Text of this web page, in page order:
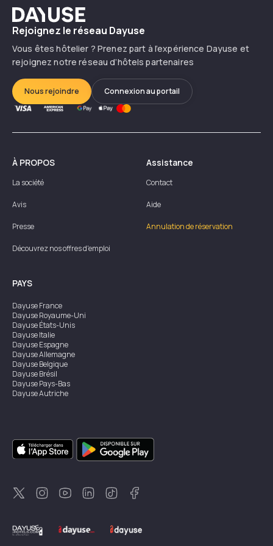
Dayuse
Rejoignez le réseau Dayuse
Vous êtes hôtelier ? Prenez part à l’expérience Dayuse et
rejoignez notre réseau d’hôtels partenaires
Nous rejoindre Connexion au portail
À PROPOS
La société
Avis
Presse
Découvrez nos offres d'emploi
Assistance
Contact
Aide
Annulation de réservation
PAYS
DayuseFrance
DayuseRoyaume-Uni
DayuseÉtats-Unis
DayuseItalie
DayuseEspagne
DayuseAllemagne
DayuseBelgique
DayuseBrésil
DayusePays-Bas
DayuseAutriche
DayuseSingapour
DayuseSuède
DayuseThaïlande
DayuseNouvelle-Zélande
DayuseTurquie